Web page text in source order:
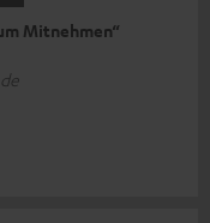
Mitnehmen“